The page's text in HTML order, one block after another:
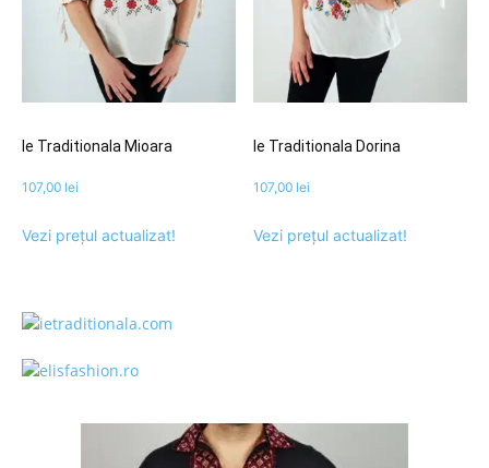
Ie Traditionala Mioara
107,00 lei
Vezi prețul actualizat!
Ie Traditionala Dorina
107,00 lei
Vezi prețul actualizat!